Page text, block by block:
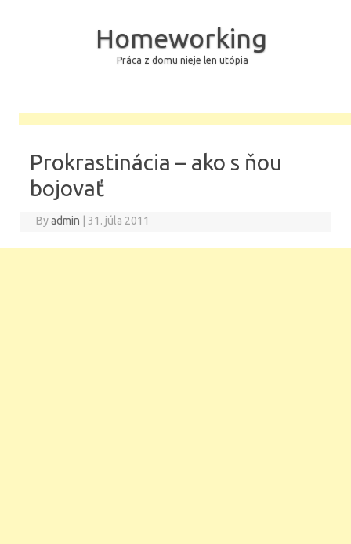
Homeworking
Práca z domu nieje len utópia
Prokrastinácia – ako s ňou
bojovať
Byadmin 31. júla 2011